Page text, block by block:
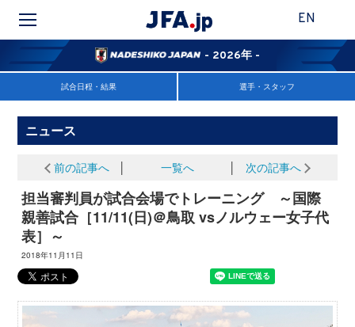
EN
- 2026年 -
試合日程・結果 選手・スタッフ
ニュース
前の記事へ 一覧へ 次の記事へ
担当審判員が試合会場でトレーニング ～国際
親善試合［11/11(日)＠鳥取 vsノルウェー女子代
表］～
2018年11月11日